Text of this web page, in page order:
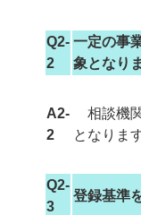
Q2-
2
一定の事
象となり
A2-
2
相談機
となりま
Q2-
3
登録基準